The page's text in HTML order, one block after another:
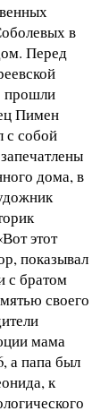
в
Перед
прошли
Пимен
с собой
дома, в
этот
показывал
с братом
своего
мама
а папа был
к